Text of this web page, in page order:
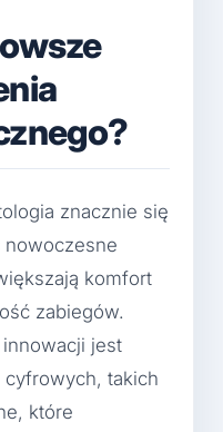
znacznie się
nowoczesne
komfort
zabiegów.
jest
takich
które